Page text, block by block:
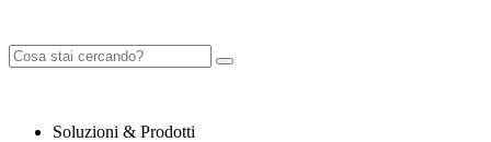
Soluzioni & Prodotti